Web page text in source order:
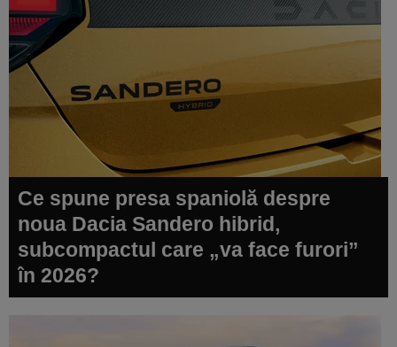
Ce spune presa spaniolă despre
noua Dacia Sandero hibrid,
subcompactul care „va face furori”
în 2026?